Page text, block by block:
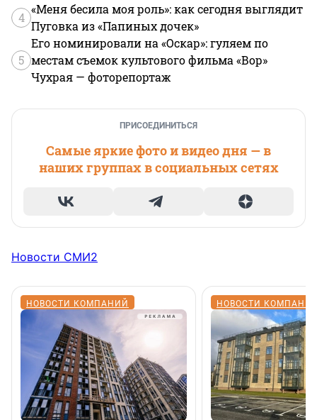
4
«Меня бесила моя роль»: как сегодня выглядит
Пуговка из «Папиных дочек»
5
Его номинировали на «Оскар»: гуляем по
местам съемок культового фильма «Вор»
Чухрая — фоторепортаж
ПРИСОЕДИНИТЬСЯ
Самые яркие фото и видео дня — в
наших группах в социальных сетях
Новости СМИ2
НОВОСТИ КОМПАНИЙ НОВОСТИ